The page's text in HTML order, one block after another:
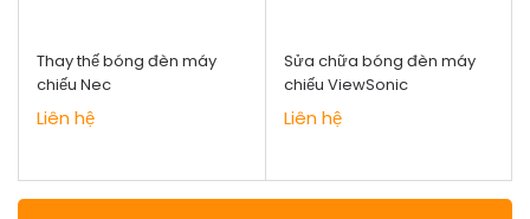
Thay thế bóng đèn máy
chiếu Nec
Liên hệ
Sửa chữa bóng đèn máy
chiếu ViewSonic
Liên hệ